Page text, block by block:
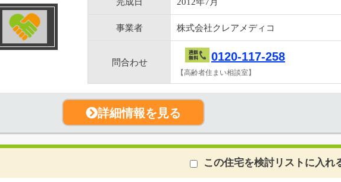
事業者 株式会社クレアメディコ
問合わせ 0120-117-258
【高齢者住まい相談室】
詳細情報を見る
この住宅を検討リストに入れ